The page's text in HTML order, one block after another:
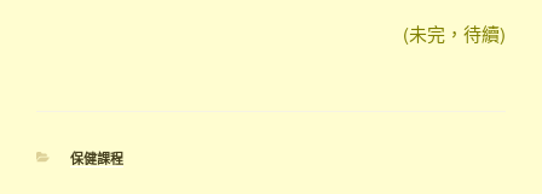
(未完，待續)
分
保健課程